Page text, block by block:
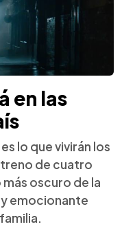
en las
lo que vivirán los
de cuatro
oscuro de la
emocionante